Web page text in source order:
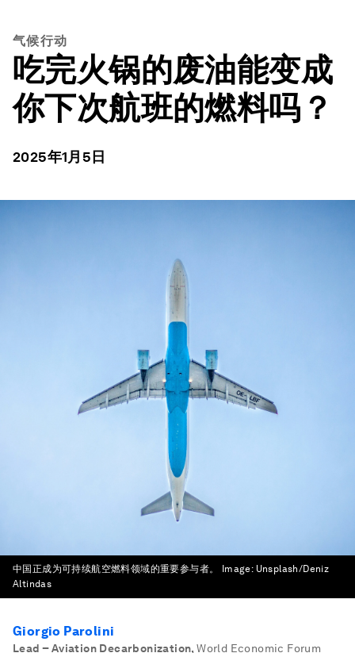
气候行动
吃完火锅的废油能变成
你下次航班的燃料吗？
2025年1月5日
中国正成为可持续航空燃料领域的重要参与者。 Image: Unsplash/Deniz
Altindas
Giorgio Parolini
Lead – Aviation Decarbonization, World Economic Forum